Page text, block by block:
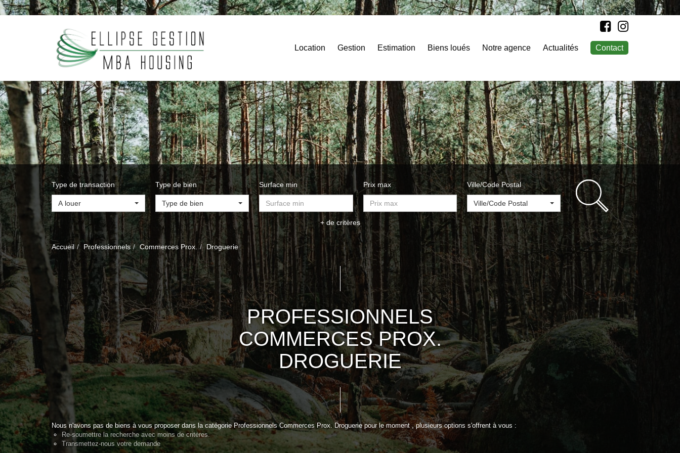
Location Gestion Estimation Biens loués Notre agence Actualités Contact
Type de transaction
A louer
Type de bien
Type de bien
Surface min Prix max Ville/Code Postal
Ville/Code Postal
+ de critères
Accueil Professionnels Commerces Prox. Droguerie
PROFESSIONNELS
COMMERCES PROX.
DROGUERIE
Nous n'avons pas de biens à vous proposer dans la catégorie Professionnels Commerces Prox. Droguerie pour le moment , plusieurs options s'offrent à vous :
Re-soumettre la recherche avec moins de critères.
Transmettez-nous votre demande